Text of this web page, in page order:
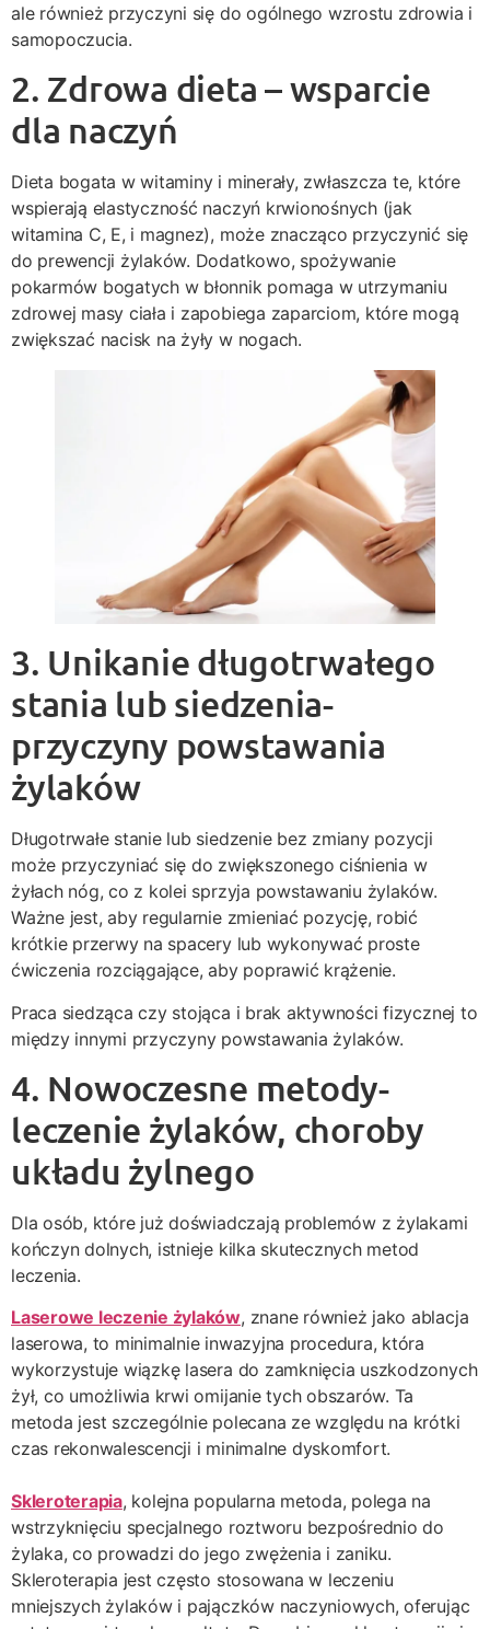
ale również przyczyni się do ogólnego wzrostu zdrowia i
samopoczucia.
2. Zdrowa dieta – wsparcie
dla naczyń
Dieta bogata w witaminy i minerały, zwłaszcza te, które
wspierają elastyczność naczyń krwionośnych (jak
witamina C, E, i magnez), może znacząco przyczynić się
do prewencji żylaków. Dodatkowo, spożywanie
pokarmów bogatych w błonnik pomaga w utrzymaniu
zdrowej masy ciała i zapobiega zaparciom, które mogą
zwiększać nacisk na żyły w nogach.
3. Unikanie długotrwałego
stania lub siedzenia-
przyczyny powstawania
żylaków
Długotrwałe stanie lub siedzenie bez zmiany pozycji
może przyczyniać się do zwiększonego ciśnienia w
żyłach nóg, co z kolei sprzyja powstawaniu żylaków.
Ważne jest, aby regularnie zmieniać pozycję, robić
krótkie przerwy na spacery lub wykonywać proste
ćwiczenia rozciągające, aby poprawić krążenie.
Praca siedząca czy stojąca i brak aktywności fizycznej to
między innymi przyczyny powstawania żylaków.
4. Nowoczesne metody-
leczenie żylaków, choroby
układu żylnego
Dla osób, które już doświadczają problemów z żylakami
kończyn dolnych, istnieje kilka skutecznych metod
leczenia.
Laserowe leczenie żylaków, znane również jako ablacja
laserowa, to minimalnie inwazyjna procedura, która
wykorzystuje wiązkę lasera do zamknięcia uszkodzonych
żył, co umożliwia krwi omijanie tych obszarów. Ta
metoda jest szczególnie polecana ze względu na krótki
czas rekonwalescencji i minimalne dyskomfort.
Skleroterapia, kolejna popularna metoda, polega na
wstrzyknięciu specjalnego roztworu bezpośrednio do
żylaka, co prowadzi do jego zwężenia i zaniku.
Skleroterapia jest często stosowana w leczeniu
mniejszych żylaków i pajączków naczyniowych, oferując